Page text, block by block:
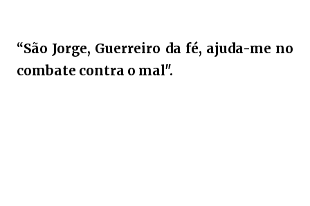
“São Jorge, Guerreiro da fé, ajuda-me no
combate contra o mal".